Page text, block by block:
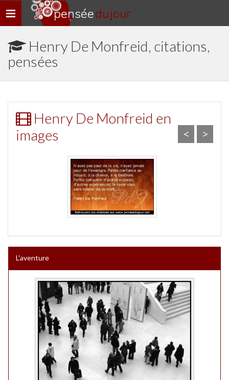
Navigation
rapide
penséedu jour
Henry De Monfreid, citations,
pensées
Henry De Monfreid en
images
< >
L'aventure